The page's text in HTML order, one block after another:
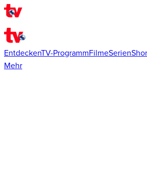
EntdeckenTV-ProgrammFilmeSerien
Mehr